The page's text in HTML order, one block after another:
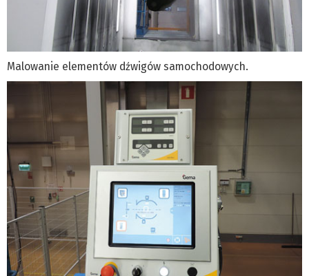
Malowanie elementów dźwigów samochodowych.